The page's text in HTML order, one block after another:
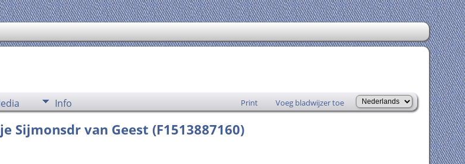
Info Print Voeg bladwijzer toe
Sijmonsdr van Geest (F1513887160)